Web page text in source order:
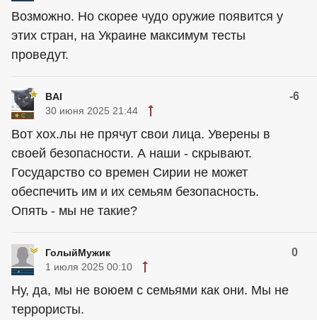
Возможно. Но скорее чудо оружие появится у
этих стран, на Украине максимум тесты
проведут.
BAI -6
30 июня 2025 21:44
Вот хох.лы не прячут свои лица. Уверены в
своей безопасности. А наши - скрывают.
Государство со времен Сирии не может
обеспечить им и их семьям безопасность.
Опять - мы не такие?
ГолыйМужик 0
1 июля 2025 00:10
Ну, да, мы не воюем с семьями как они. Мы не
террористы.